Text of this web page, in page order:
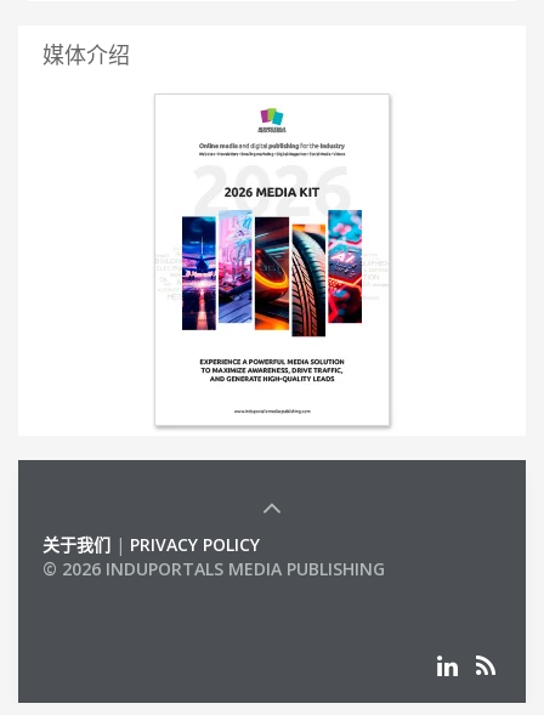
媒体介绍
关于我们 | PRIVACY POLICY
© 2026 INDUPORTALS MEDIA PUBLISHING